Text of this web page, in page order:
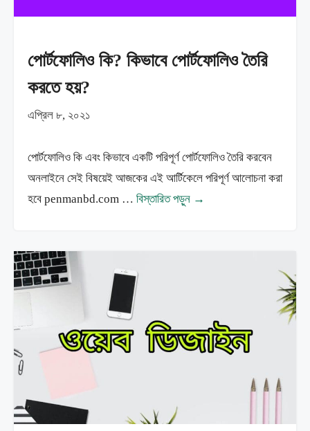
পোর্টফোলিও কি? কিভাবে পোর্টফোলিও তৈরি
করতে হয়?
এপ্রিল ৮, ২০২১
পোর্টফোলিও কি এবং কিভাবে একটি পরিপূর্ণ পোর্টফোলিও তৈরি করবেন
অনলাইনে সেই বিষয়েই আজকের এই আর্টিকেলে পরিপূর্ণ আলোচনা করা
হবে penmanbd.com … বিস্তারিত পড়ুন →